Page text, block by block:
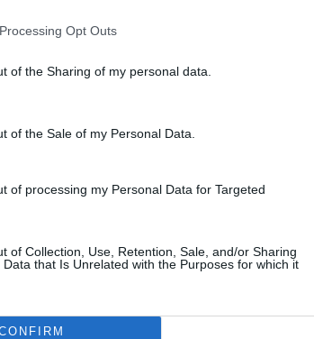
Opt Outs
of the Sharing of my personal data.
of the Sale of my Personal Data.
of processing my Personal Data for Targeted
of Collection, Use, Retention, Sale, and/or Sharing
that Is Unrelated with the Purposes for which it